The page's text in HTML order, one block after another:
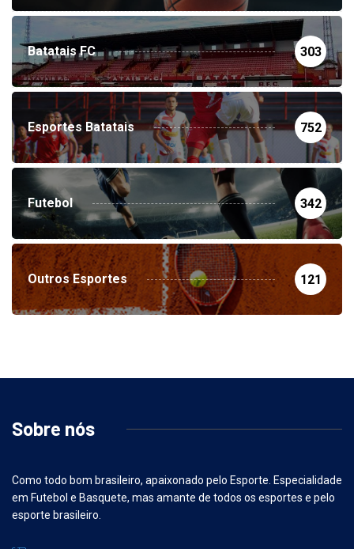
Batatais FC 303
Esportes Batatais 752
Futebol 342
Outros Esportes 121
Sobre nós
Como todo bom brasileiro, apaixonado pelo Esporte. Especialidade
em Futebol e Basquete, mas amante de todos os esportes e pelo
esporte brasileiro.